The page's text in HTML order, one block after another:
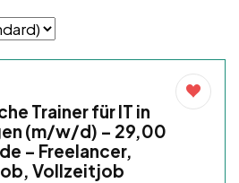
Trainer für IT in
(m/w/d) – 29,00
– Freelancer,
Vollzeitjob